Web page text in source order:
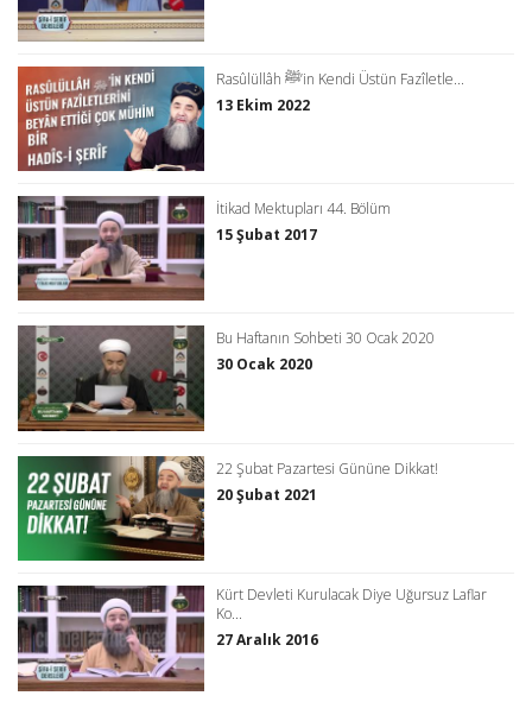
Rasûlüllâh ﷺ’in Kendi Üstün Fazîletle...
13 Ekim 2022
İtikad Mektupları 44. Bölüm
15 Şubat 2017
Bu Haftanın Sohbeti 30 Ocak 2020
30 Ocak 2020
22 Şubat Pazartesi Gününe Dikkat!
20 Şubat 2021
Kürt Devleti Kurulacak Diye Uğursuz Laflar
Ko...
27 Aralık 2016